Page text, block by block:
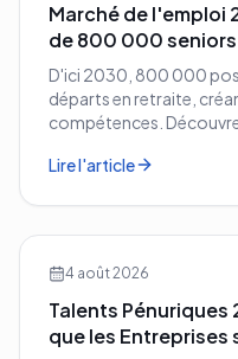
Marché de l'emploi
de 800 000
compétences
D'ici 2030, 800 000
départs en retraite,
compétences.
entreprise.
Lire l'article
4 août 2026
Talents Pénuriques
que les Entreprises